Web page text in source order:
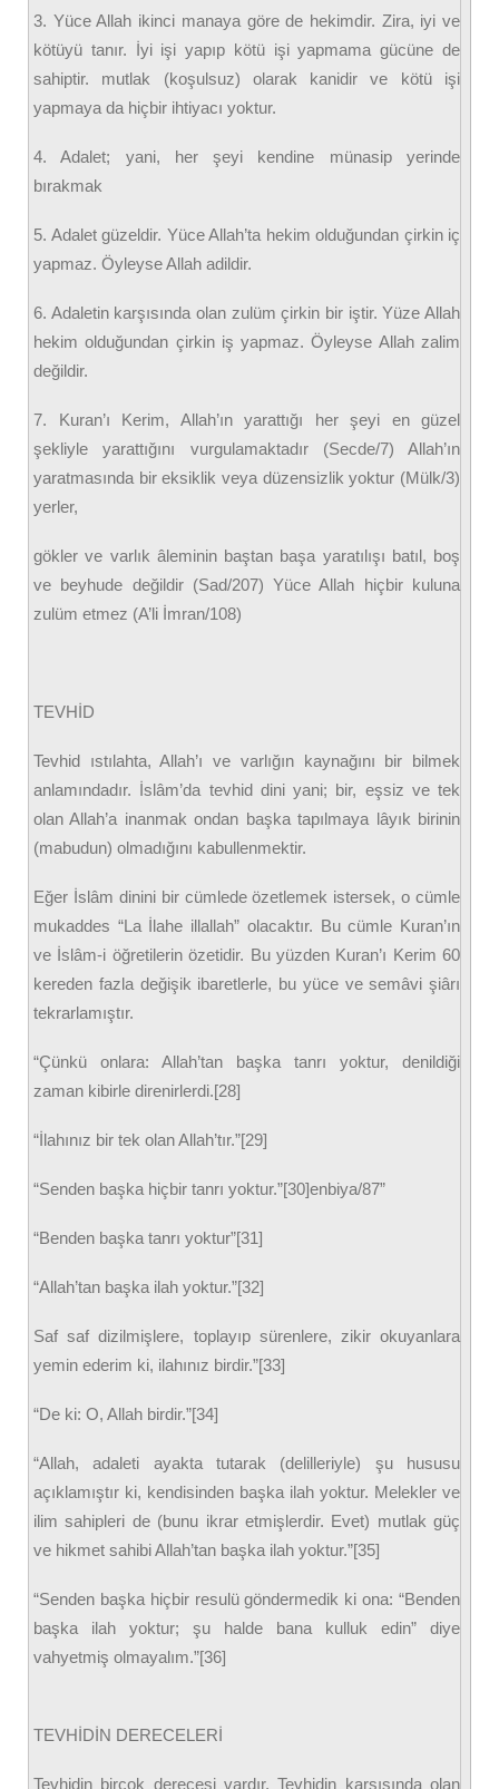
3. Yüce Allah ikinci manaya göre de hekimdir. Zira, iyi ve
kötüyü tanır. İyi işi yapıp kötü işi yapmama gücüne de
sahiptir. mutlak (koşulsuz) olarak kanidir ve kötü işi
yapmaya da hiçbir ihtiyacı yoktur.
4. Adalet; yani, her şeyi kendine münasip yerinde
bırakmak
5. Adalet güzeldir. Yüce Allah’ta hekim olduğundan çirkin iç
yapmaz. Öyleyse Allah adildir.
6. Adaletin karşısında olan zulüm çirkin bir iştir. Yüze Allah
hekim olduğundan çirkin iş yapmaz. Öyleyse Allah zalim
değildir.
7. Kuran’ı Kerim, Allah’ın yarattığı her şeyi en güzel
şekliyle yarattığını vurgulamaktadır (Secde/7) Allah’ın
yaratmasında bir eksiklik veya düzensizlik yoktur (Mülk/3)
yerler,
gökler ve varlık âleminin baştan başa yaratılışı batıl, boş
ve beyhude değildir (Sad/207) Yüce Allah hiçbir kuluna
zulüm etmez (A’li İmran/108)
TEVHİD
Tevhid ıstılahta, Allah’ı ve varlığın kaynağını bir bilmek
anlamındadır. İslâm’da tevhid dini yani; bir, eşsiz ve tek
olan Allah’a inanmak ondan başka tapılmaya lâyık birinin
(mabudun) olmadığını kabullenmektir.
Eğer İslâm dinini bir cümlede özetlemek istersek, o cümle
mukaddes “La İlahe illallah” olacaktır. Bu cümle Kuran’ın
ve İslâm-i öğretilerin özetidir. Bu yüzden Kuran’ı Kerim 60
kereden fazla değişik ibaretlerle, bu yüce ve semâvi şiârı
tekrarlamıştır.
“Çünkü onlara: Allah’tan başka tanrı yoktur, denildiği
zaman kibirle direnirlerdi.[28]
“İlahınız bir tek olan Allah’tır.”[29]
“Senden başka hiçbir tanrı yoktur.”[30]enbiya/87”
“Benden başka tanrı yoktur”[31]
“Allah’tan başka ilah yoktur.”[32]
Saf saf dizilmişlere, toplayıp sürenlere, zikir okuyanlara
yemin ederim ki, ilahınız birdir.”[33]
“De ki: O, Allah birdir.”[34]
“Allah, adaleti ayakta tutarak (delilleriyle) şu hususu
açıklamıştır ki, kendisinden başka ilah yoktur. Melekler ve
ilim sahipleri de (bunu ikrar etmişlerdir. Evet) mutlak güç
ve hikmet sahibi Allah’tan başka ilah yoktur.”[35]
“Senden başka hiçbir resulü göndermedik ki ona: “Benden
başka ilah yoktur; şu halde bana kulluk edin” diye
vahyetmiş olmayalım.”[36]
TEVHİDİN DERECELERİ
Tevhidin birçok derecesi vardır. Tevhidin karşısında olan